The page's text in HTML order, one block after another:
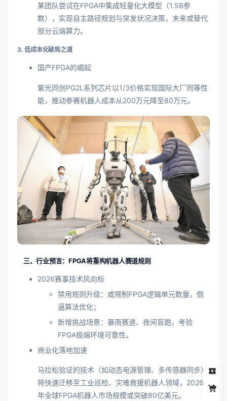
某团队尝试在FPGA中集成轻量化大模型（1.5B参
数），实现自主路径规划与突发状况决策，未来或替代
部分云端算力。
3. 低成本化破局之道
国产FPGA的崛起
紫光同创PG2L系列芯片以1/3价格实现国际大厂同等性
能，推动参赛机器人成本从200万元降至80万元。
三、行业预言：FPGA将重构机器人赛道规则
2026赛事技术风向标
禁用规则升级：或限制FPGA逻辑单元数量，倒
逼算法优化；
新增挑战场景：暴雨赛道、夜间盲跑，考验
FPGA极端环境可靠性。
商业化落地加速
马拉松验证的技术（如动态电源管理、多传感器同步）
将快速迁移至工业巡检、灾难救援机器人领域，2026
年全球FPGA机器人市场规模或突破80亿美元。